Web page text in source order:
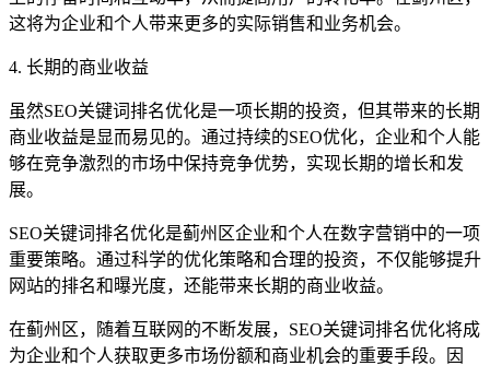
这将为企业和个人带来更多的实际销售和业务机会。
4. 长期的商业收益
虽然SEO关键词排名优化是一项长期的投资，但其带来的长期
商业收益是显而易见的。通过持续的SEO优化，企业和个人能
够在竞争激烈的市场中保持竞争优势，实现长期的增长和发
展。
SEO关键词排名优化是蓟州区企业和个人在数字营销中的一项
重要策略。通过科学的优化策略和合理的投资，不仅能够提升
网站的排名和曝光度，还能带来长期的商业收益。
在蓟州区，随着互联网的不断发展，SEO关键词排名优化将成
为企业和个人获取更多市场份额和商业机会的重要手段。因